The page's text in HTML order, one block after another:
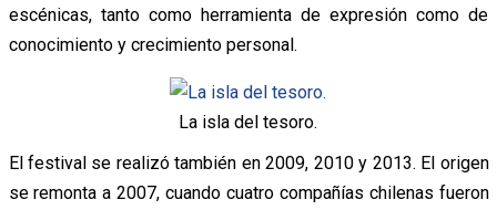
escénicas, tanto como herramienta de expresión como de
conocimiento y crecimiento personal.
La isla del tesoro.
El festival se realizó también en 2009, 2010 y 2013. El origen
se remonta a 2007, cuando cuatro compañías chilenas fueron